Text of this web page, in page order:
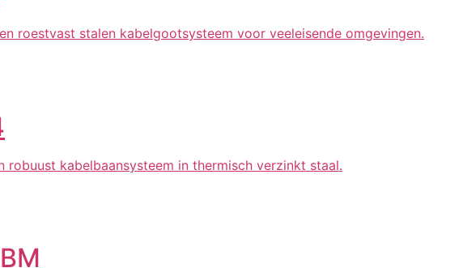
roestvast stalen kabelgootsysteem voor veeleisende omgevingen.
robuust kabelbaansysteem in thermisch verzinkt staal.